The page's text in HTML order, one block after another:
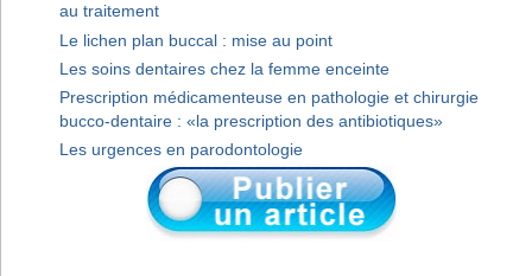
au traitement
Le lichen plan buccal : mise au point
Les soins dentaires chez la femme enceinte
Prescription médicamenteuse en pathologie et chirurgie
bucco-dentaire : «la prescription des antibiotiques»
Les urgences en parodontologie